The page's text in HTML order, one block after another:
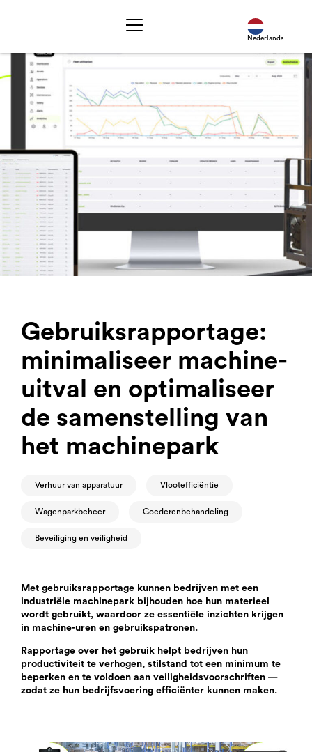
Nederlands
Gebruiksrapportage:
minimaliseer machine-
uitval en optimaliseer
de samenstelling van
het machinepark
Verhuur van apparatuur Vlootefficiëntie
Wagenparkbeheer Goederenbehandeling
Beveiliging en veiligheid
Met gebruiksrapportage kunnen bedrijven met een
industriële machinepark bijhouden hoe hun materieel
wordt gebruikt, waardoor ze essentiële inzichten krijgen
in machine-uren en gebruikspatronen.
Rapportage over het gebruik helpt bedrijven hun
productiviteit te verhogen, stilstand tot een minimum te
beperken en te voldoen aan veiligheidsvoorschriften —
zodat ze hun bedrijfsvoering efficiënter kunnen maken.